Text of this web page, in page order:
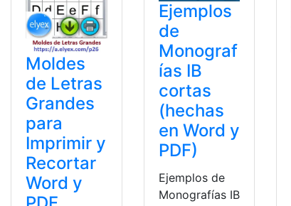
Moldes
de Letras
Grandes
para
Imprimir y
Recortar
Word y
Ejemplos
de
Monograf
ías IB
cortas
(hechas
en Word y
PDF)
Ejemplos de
Monografías IB